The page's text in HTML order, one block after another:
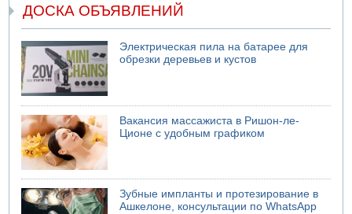
ДОСКА ОБЪЯВЛЕНИЙ
Электрическая пила на батарее для
обрезки деревьев и кустов
Вакансия массажиста в Ришон-ле-
Ционе с удобным графиком
Зубные импланты и протезирование в
Ашкелоне, консультации по WhatsApp